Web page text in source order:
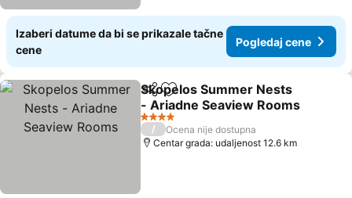
Izaberi datume da bi se prikazale tačne
cene
Pogledaj cene
Deli Dodati u favorite
Skopelos Summer Nests
- Ariadne Seaview Rooms
4 Zvezdice
/
Ocena nije dostupna
Centar grada: udaljenost 12.6 km